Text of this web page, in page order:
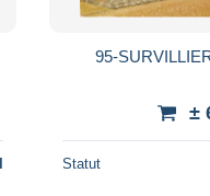
95-
±
Statut